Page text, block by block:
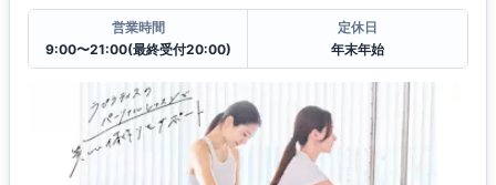
営業時間
9:00〜21:00(最終受付20:00)
定休日
年末年始